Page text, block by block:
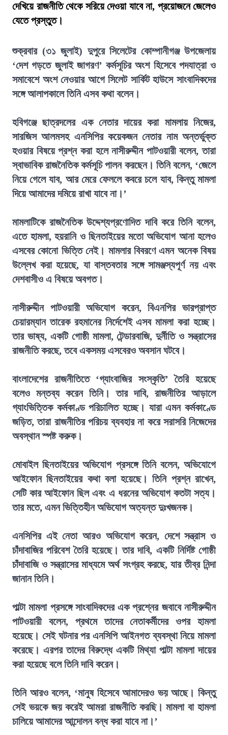
দেখিয়ে রাজনীতি থেকে সরিয়ে দেওয়া যাবে না, প্রয়োজনে জেলেও
যেতে প্রস্তুত।
শুক্রবার (৩১ জুলাই) দুপুরে সিলেটের কোম্পানীগঞ্জ উপজেলায়
‘দেশ গড়তে জুলাই জাগরণ’ কর্মসূচির অংশ হিসেবে পদযাত্রা ও
সমাবেশে অংশ নেওয়ার আগে সিলেট সার্কিট হাউসে সাংবাদিকদের
সঙ্গে আলাপকালে তিনি এসব কথা বলেন।
হবিগঞ্জে ছাত্রদলের এক নেতার দায়ের করা মামলায় নিজের,
সারজিস আলমসহ এনসিপির কয়েকজন নেতার নাম অন্তর্ভুক্ত
হওয়ার বিষয়ে প্রশ্ন করা হলে নাসীরুদ্দীন পাটওয়ারী বলেন, তারা
স্বাভাবিক রাজনৈতিক কর্মসূচি পালন করছেন। তিনি বলেন, ‘জেলে
নিয়ে গেলে যাব, আর মেরে ফেললে কবরে চলে যাব, কিন্তু মামলা
দিয়ে আমাদের দমিয়ে রাখা যাবে না।’
মামলাটিকে রাজনৈতিক উদ্দেশ্যপ্রণোদিত দাবি করে তিনি বলেন,
এতে হামলা, হয়রানি ও ছিনতাইয়ের মতো অভিযোগ আনা হলেও
এসবের কোনো ভিত্তি নেই। মামলার বিবরণে এমন অনেক বিষয়
উল্লেখ করা হয়েছে, যা বাস্তবতার সঙ্গে সামঞ্জস্যপূর্ণ নয় এবং
দেশবাসীও এ বিষয়ে অবগত।
নাসীরুদ্দীন পাটওয়ারী অভিযোগ করেন, বিএনপির ভারপ্রাপ্ত
চেয়ারম্যান তারেক রহমানের নির্দেশেই এসব মামলা করা হচ্ছে।
তার ভাষ্য, একটি গোষ্ঠী মামলা, টেন্ডারবাজি, দুর্নীতি ও সন্ত্রাসের
রাজনীতি করছে, তবে একসময় এসবেরও অবসান ঘটবে।
বাংলাদেশের রাজনীতিতে ‘গ্যাংবাজির সংস্কৃতি’ তৈরি হয়েছে
বলেও মন্তব্য করেন তিনি। তার দাবি, রাজনীতির আড়ালে
গ্যাংভিত্তিক কর্মকাণ্ড পরিচালিত হচ্ছে। যারা এমন কর্মকাণ্ডে
জড়িত, তারা রাজনীতির পরিচয় ব্যবহার না করে সরাসরি নিজেদের
অবস্থান স্পষ্ট করুক।
মোবাইল ছিনতাইয়ের অভিযোগ প্রসঙ্গে তিনি বলেন, অভিযোগে
আইফোন ছিনতাইয়ের কথা বলা হয়েছে। তিনি প্রশ্ন রাখেন,
সেটি কার আইফোন ছিল এবং এ ধরনের অভিযোগ কতটা সত্য।
তার মতে, এমন ভিত্তিহীন অভিযোগ অত্যন্ত দুঃখজনক।
এনসিপির এই নেতা আরও অভিযোগ করেন, দেশে সন্ত্রাস ও
চাঁদাবাজির পরিবেশ তৈরি হয়েছে। তার দাবি, একটি নির্দিষ্ট গোষ্ঠী
চাঁদাবাজি ও সন্ত্রাসের মাধ্যমে অর্থ সংগ্রহ করছে, যার তীব্র নিন্দা
জানান তিনি।
পাল্টা মামলা প্রসঙ্গে সাংবাদিকদের এক প্রশ্নের জবাবে নাসীরুদ্দীন
পাটওয়ারী বলেন, প্রথমে তাদের নেতাকর্মীদের ওপর হামলা
হয়েছে। সেই ঘটনার পর এনসিপি আইনগত ব্যবস্থা নিয়ে মামলা
করেছে। এরপর তাদের বিরুদ্ধে একটি মিথ্যা পাল্টা মামলা দায়ের
করা হয়েছে বলে তিনি দাবি করেন।
তিনি আরও বলেন, ‘মানুষ হিসেবে আমাদেরও ভয় আছে। কিন্তু
সেই ভয়কে জয় করেই আমরা রাজনীতি করছি। মামলা বা হামলা
চালিয়ে আমাদের আন্দোলন বন্ধ করা যাবে না।’